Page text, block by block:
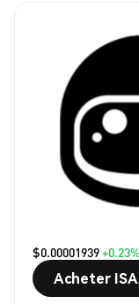
$0.00001939+0.23%
Acheter